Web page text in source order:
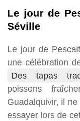
Le jour de
Séville
Le jour de
une célébration
Des tapas
poissons
Guadalquivir, il
essayer lors de